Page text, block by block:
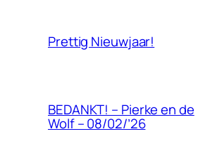
Prettig Nieuwjaar!
BEDANKT! – Pierke en de
Wolf – 08/02/’26